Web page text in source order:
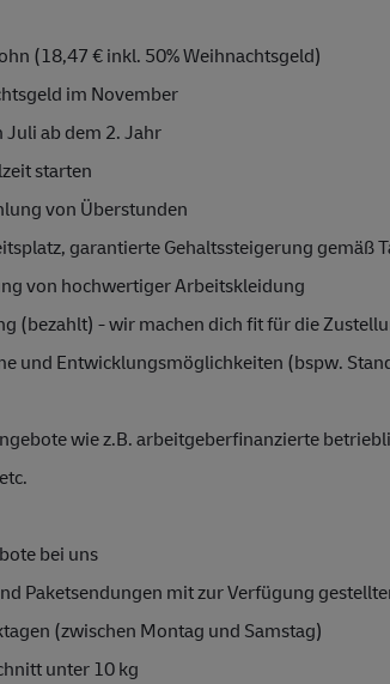
(18,47 € inkl. 50% Weihnachtsgeld)
im November
ab dem 2. Jahr
starten
von Überstunden
garantierte Gehaltssteigerung gemäß
von hochwertiger Arbeitskleidung
(bezahlt) - wir machen dich fit für die
und Entwicklungsmöglichkeiten (bspw. S
ebote wie z.B. arbeitgeberfinanzierte
bei uns
Paketsendungen mit zur Verfügung
(zwischen Montag und Samstag)
unter 10 kg